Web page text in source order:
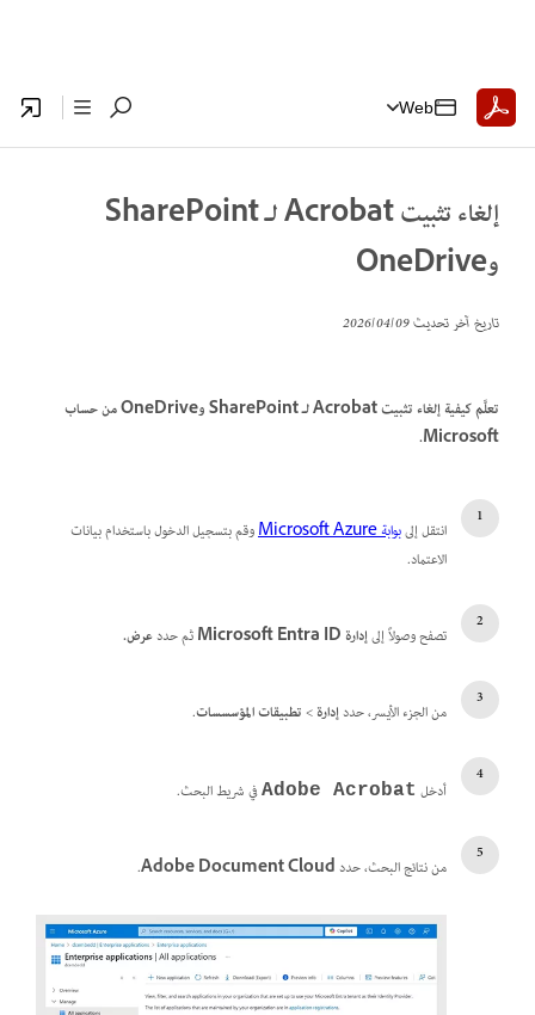
Web
إلغاء تثبيت Acrobat لـ SharePoint
وOneDrive
تاريخ آخر تحديث09‏/04‏/2026
تعلَّم كيفية إلغاء تثبيت Acrobat لـ SharePoint وOneDrive من حساب
Microsoft.
انتقل إلىبوابة Microsoft Azure
وقم بتسجيل الدخول باستخدام بيانات
الاعتماد.
تصفح وصولاً إلىإدارة Microsoft Entra ID ثم حددعرض.
من الجزء الأيسر، حددإدارة>تطبيقات المؤسسسات.
أدخل Adobe Acrobatفي شريط البحث.
من نتائج البحث، حددAdobe Document Cloud
.